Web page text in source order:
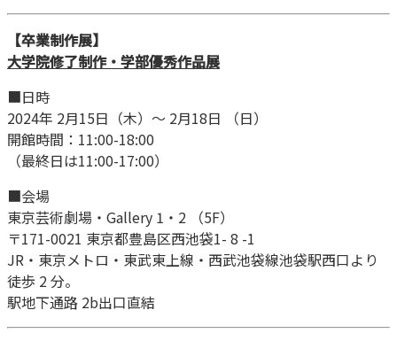
【卒業制作展】
大学院修了制作・学部優秀作品展
■日時
2024年 2月15日（木）〜 2月18日 （日）
開館時間：11:00-18:00
（最終日は11:00-17:00）
■会場
東京芸術劇場・Gallery 1・2 （5F）
〒171-0021 東京都豊島区西池袋1- 8 -1
JR・東京メトロ・東武東上線・西武池袋線池袋駅西口より
徒歩 2 分。
駅地下通路 2b出口直結